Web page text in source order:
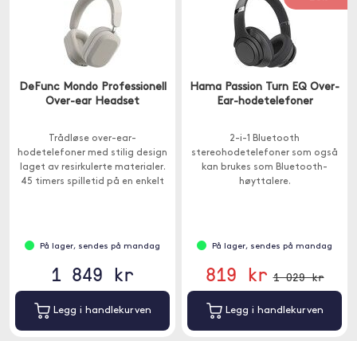
DeFunc Mondo Professionell
Over-ear Headset
Trådløse over-ear-
hodetelefoner med stilig design
laget av resirkulerte materialer.
45 timers spilletid på en enkelt
På lager, sendes på mandag
1 849 kr
Legg i handlekurven
Hama Passion Turn EQ Over-
Ear-hodetelefoner
2-i-1 Bluetooth
stereohodetelefoner som også
kan brukes som Bluetooth-
høyttalere.
På lager, sendes på mandag
819 kr 1 029 kr
Legg i handlekurven